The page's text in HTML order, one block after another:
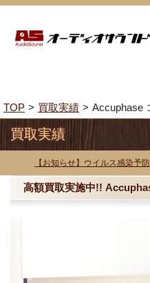
TOP 買取実績 Accuphase
買取実績
【お知らせ】ウイルス感染予
高額買取実施中!!